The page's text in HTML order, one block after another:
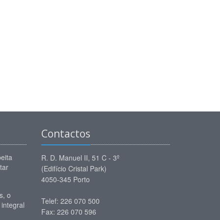
o
Contactos
R. D. Manuel II, 51 C - 3º
(Edifício Cristal Park)
4050-345 Porto
Telef: 226 070 500
Fax: 226 070 596